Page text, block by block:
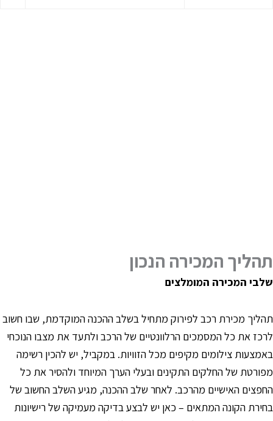
המכירה הנכון
המכירה המומלצים
מכירת רכב לפירוק מתחיל בשלב ההכנה המוקדמת, שבו חשוב
את כל המסמכים הרלוונטיים של הרכב ולתעד את מצבו הנוכחי
צילומים מקיפים מכל הזוויות. במקביל, יש להכין רשימה
של החלקים התקינים ובעלי הערך המיוחד ולהסיר את כל
האישיים מהרכב. לאחר שלב ההכנה, מגיע השלב החשוב של
הקונה המתאים – כאן יש לבצע בדיקה מעמיקה של רישיונות